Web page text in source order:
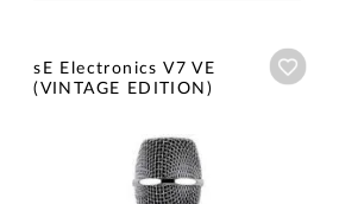
Añadir a wishlist
sE Electronics V7 VE
(VINTAGE EDITION)